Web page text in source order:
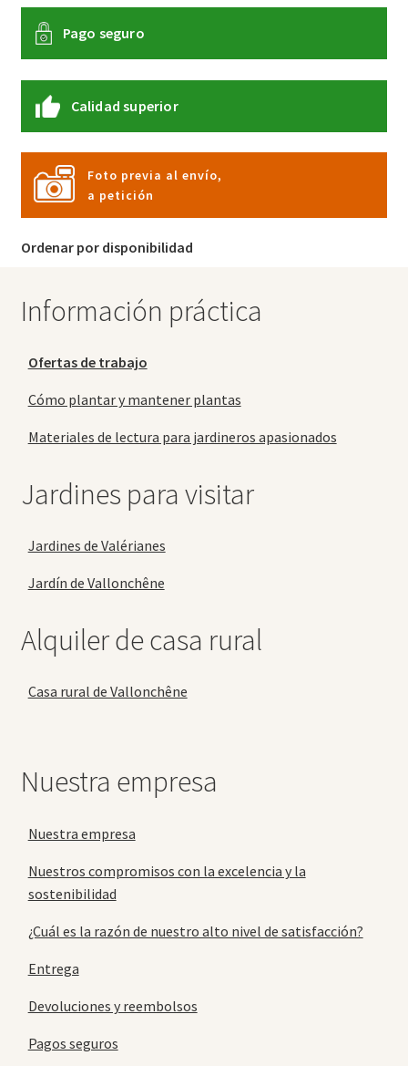
Pago seguro
Calidad superior
Foto previa al envío,
a petición
Ordenar por disponibilidad
Información práctica
Ofertas de trabajo
Cómo plantar y mantener plantas
Materiales de lectura para jardineros apasionados
Jardines para visitar
Jardines de Valérianes
Jardín de Vallonchêne
Alquiler de casa rural
Casa rural de Vallonchêne
Nuestra empresa
Nuestra empresa
Nuestros compromisos con la excelencia y la
sostenibilidad
¿Cuál es la razón de nuestro alto nivel de satisfacción?
Entrega
Devoluciones y reembolsos
Pagos seguros